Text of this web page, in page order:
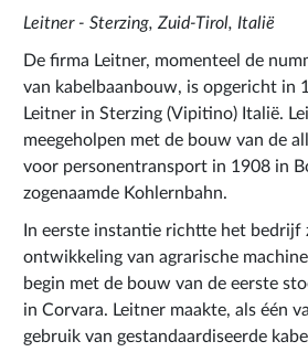
Leitner - Sterzing, Zuid-Tirol, Italië
De firma Leitner, momenteel de
van kabelbaanbouw, is opgericht in
Leitner in Sterzing (Vipitino) Italië.
meegeholpen met de bouw van de
voor personentransport in 1908 in
zogenaamde Kohlernbahn.
In eerste instantie richtte het bedrijf
ontwikkeling van agrarische
begin met de bouw van de eerste
in Corvara. Leitner maakte, als één
gebruik van gestandaardiseerde